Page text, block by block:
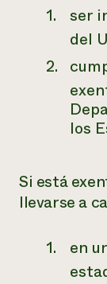
ser
del
los
Si está
llevarse a
en